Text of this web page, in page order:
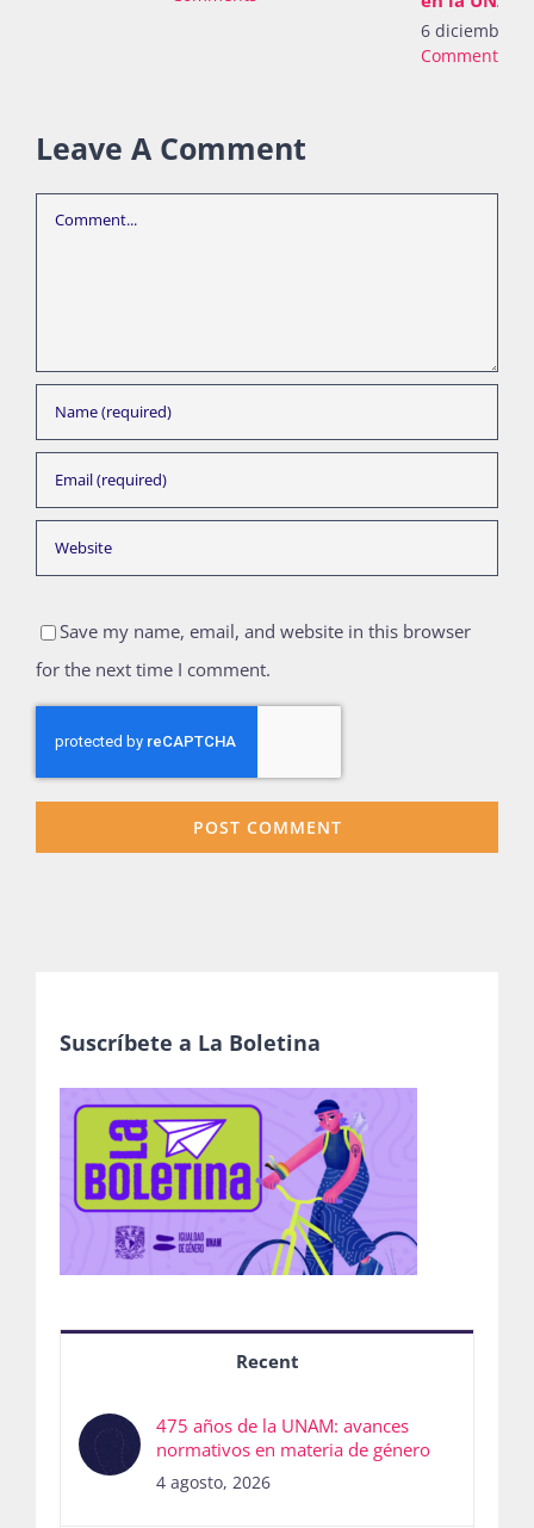
6 diciembre, 2024 | 0
Leave A Comment
Comment
Save my name, email, and website in this browser
for the next time I comment.
Suscríbete a La Boletina
Recent
475 años de la UNAM: avances
normativos en materia de género
4 agosto, 2026